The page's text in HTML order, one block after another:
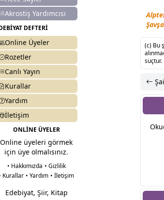
Akrostiş Yardımcısı
DEFTERİ
Online Üyeler
Rozetler
Canlı Yayın
Kurallar
Yardım
İletişim
ONLİNE ÜYELER
Online üyeleri görmek
için üye olmalısınız.
• Hakkımızda • Gizlilik
Kurallar • Yardım • İletişim
Edebiyat, Şiir, Kitap
(c) Bu
suçtur.